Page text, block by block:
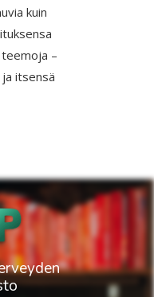
kuin
–
itsensä